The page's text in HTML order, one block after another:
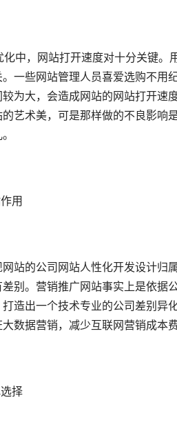
，网站打开速度对十分关键。
一些网站管理人员喜爱选购不用
为大，会造成网站的网站打开速
艺术美，可是那样做的不良影响
用
的公司网站人性化开发设计归
别。营销推广网站事实上是依据
造出一个技术专业的公司差别异
数据营销，减少互联网营销成本费
择